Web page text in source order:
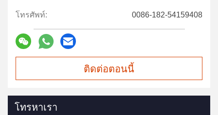
โทรศัพท์: 0086-182-54159408
ติดต่อตอนนี้
โทรหาเรา